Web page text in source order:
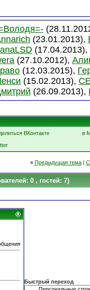
(23.01.2013),
(17.04.2013),
(27.10.2012),
(12.03.2015),
(15.02.2013),
(26.09.2013),
ВКонтакте
в
« Предыдущая тема|
0 , гостей: 7)
Быстрый переход